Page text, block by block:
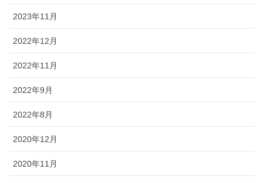
2023年11月
2022年12月
2022年11月
2022年9月
2022年8月
2020年12月
2020年11月